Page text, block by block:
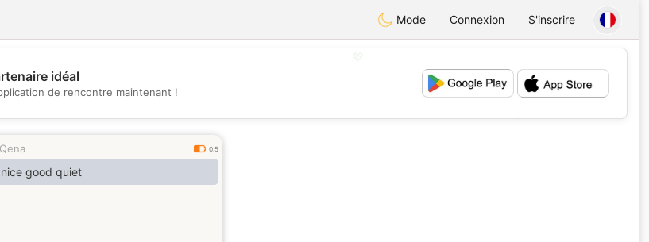
Mode Connexion S'inscrire
💕
idéal
de rencontre maintenant !
Qena 0.5
good quiet